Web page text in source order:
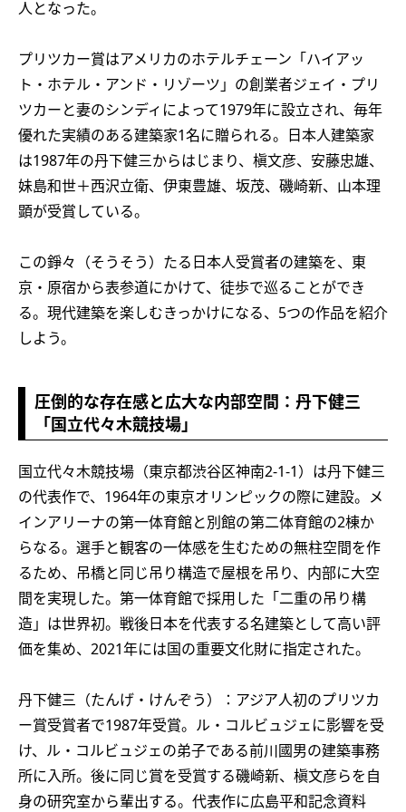
人となった。
プリツカー賞はアメリカのホテルチェーン「ハイアッ
ト・ホテル・アンド・リゾーツ」の創業者ジェイ・プリ
ツカーと妻のシンディによって1979年に設立され、毎年
優れた実績のある建築家1名に贈られる。日本人建築家
は1987年の丹下健三からはじまり、槇文彦、安藤忠雄、
妹島和世＋西沢立衛、伊東豊雄、坂茂、磯崎新、山本理
顕が受賞している。
この錚々（そうそう）たる日本人受賞者の建築を、東
京・原宿から表参道にかけて、徒歩で巡ることができ
る。現代建築を楽しむきっかけになる、5つの作品を紹介
しよう。
圧倒的な存在感と広大な内部空間：丹下健三
「国立代々木競技場」
国立代々木競技場（東京都渋谷区神南2-1-1）は丹下健三
の代表作で、1964年の東京オリンピックの際に建設。メ
インアリーナの第一体育館と別館の第二体育館の2棟か
らなる。選手と観客の一体感を生むための無柱空間を作
るため、吊橋と同じ吊り構造で屋根を吊り、内部に大空
間を実現した。第一体育館で採用した「二重の吊り構
造」は世界初。戦後日本を代表する名建築として高い評
価を集め、2021年には国の重要文化財に指定された。
丹下健三（たんげ・けんぞう）：アジア人初のプリツカ
ー賞受賞者で1987年受賞。ル・コルビュジェに影響を受
け、ル・コルビュジェの弟子である前川國男の建築事務
所に入所。後に同じ賞を受賞する磯崎新、槇文彦らを自
身の研究室から輩出する。代表作に広島平和記念資料